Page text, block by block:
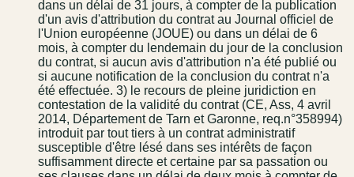
dans un délai de 31 jours, à compter de la publication
d'un avis d'attribution du contrat au Journal officiel de
l'Union européenne (JOUE) ou dans un délai de 6
mois, à compter du lendemain du jour de la conclusion
du contrat, si aucun avis d'attribution n'a été publié ou
si aucune notification de la conclusion du contrat n'a
été effectuée. 3) le recours de pleine juridiction en
contestation de la validité du contrat (CE, Ass, 4 avril
2014, Département de Tarn et Garonne, req.n°358994)
introduit par tout tiers à un contrat administratif
susceptible d'être lésé dans ses intérêts de façon
suffisamment directe et certaine par sa passation ou